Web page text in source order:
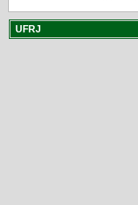
UFRJ